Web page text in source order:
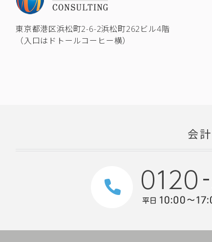
東京都港区浜松町2-6-2浜松町262ビル4階
（入口はドトールコーヒー横）
会